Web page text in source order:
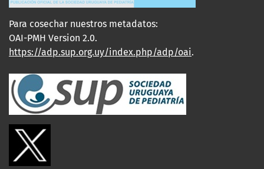
Para cosechar nuestros metadatos:
OAI-PMH Version 2.0.
https://adp.sup.org.uy/index.php/adp/oai.